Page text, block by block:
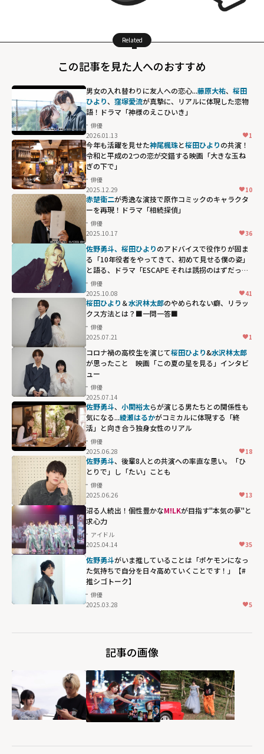
Related
この記事を見た人へのおすすめ
男女の入れ替わりに友人への恋心...藤原大祐、 桜田
ひより、 窪塚愛流が真摯に、リアルに体現した恋物
語！ドラマ「神様のえこひいき」
俳優
2026.01.13
1
今年も活躍を見せた神尾楓珠と桜田ひよりの共演！
令和と平成の2つの恋が交錯する映画「大きな玉ね
ぎの下で」
俳優
2025.12.29
10
赤楚衛二が秀逸な演技で原作コミックのキャラクタ
ーを再現！ドラマ「相続探偵」
俳優
2025.10.17
36
佐野勇斗、桜田ひよりのアドバイスで役作りが固ま
る「10年役者をやってきて、初めて見せる僕の姿」
と語る、ドラマ「ESCAPE それは誘拐のはずだっ
た」
俳優
2025.10.08
41
桜田ひより ＆水沢林太郎のやめられない癖、リラッ
クス方法とは？■一問一答■
俳優
2025.07.21
1
コロナ禍の高校生を演じて桜田ひより&水沢林太郎
が思ったこと 映画「この夏の星を見る」インタビ
ュー
俳優
2025.07.14
佐野勇斗、 小関裕太らが演じる男たちとの関係性も
気になる...綾瀬はるかがコミカルに体現する「終
活」と向き合う独身女性のリアル
俳優
2025.06.28
18
佐野勇斗、後輩8人との共演への率直な思い。「ひ
とりで」し「たい」ことも
俳優
2025.06.26
13
沼る人続出！個性豊かなM!LKが目指す"本気の夢"と
求心力
アイドル
2025.04.14
35
佐野勇斗がいま推していることは「ポケモンになっ
た気持ちで自分を日々高めていくことです！」【#
推シゴトーク】
俳優
2025.03.28
5
記事の画像